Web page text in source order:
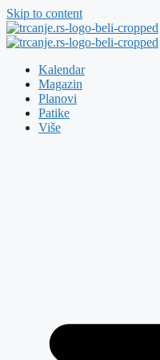
Skip to content
Kalendar
Magazin
Planovi
Patike
Više